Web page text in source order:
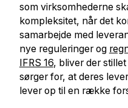
som virksomhederne
kompleksitet, når det
samarbejde med
nye reguleringer og
IFRS 16, bliver der
sørger for, at deres
lever op til en række